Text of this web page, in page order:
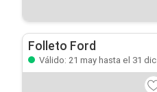
Folleto Ford
Válido: 21 may hasta el 31 dic